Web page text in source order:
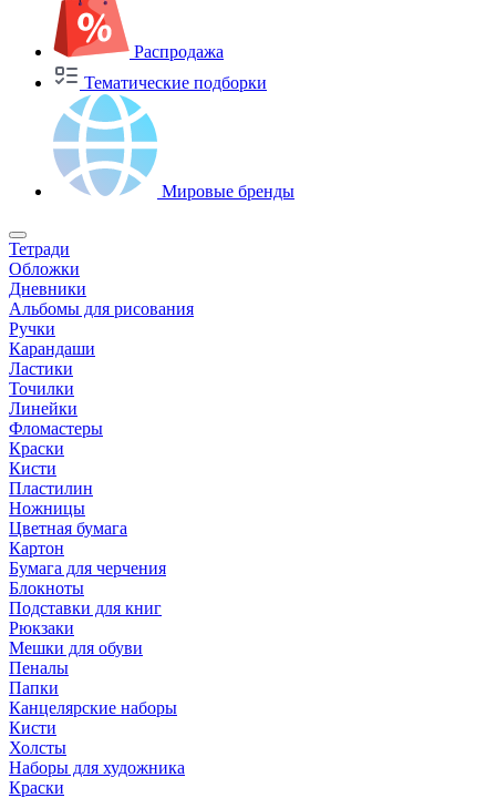
Распродажа
Тематические подборки
Мировые бренды
Тетради
Обложки
Дневники
Альбомы для рисования
Ручки
Карандаши
Ластики
Точилки
Линейки
Фломастеры
Краски
Кисти
Пластилин
Ножницы
Цветная бумага
Картон
Бумага для черчения
Блокноты
Подставки для книг
Рюкзаки
Мешки для обуви
Пеналы
Папки
Канцелярские наборы
Кисти
Холсты
Наборы для художника
Краски